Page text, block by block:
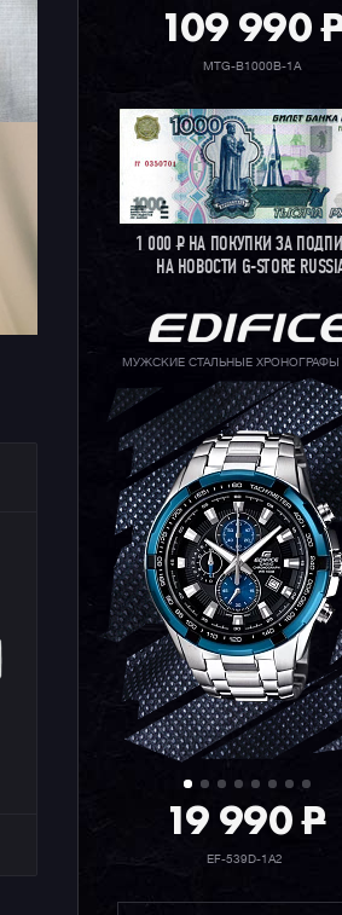
109 990
MTG-B1000B-1A
1 000РНА ПОКУПКИ ЗА
НА НОВОСТИ G-STORE
МУЖСКИЕ СТАЛЬНЫЕ ХРОНОГРАФЫ
19 990P
EF-539D-1A2